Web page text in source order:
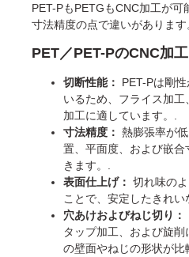
PET-PもPETGもCNC加工が可
寸法精度の点で違いがあります
PET／PET-PのCNC加工
切断性能：
PET-Pは剛
いるため、フライス加
加工に適しています。.
寸法精度： 熱膨張率が
置、平面度、および嵌
きます。.
表面仕上げ： 切れ味の
ことで、安定したきれい
穴あけおよびねじ切り：
タップ加工、および旋
の壁面やねじの形状が比